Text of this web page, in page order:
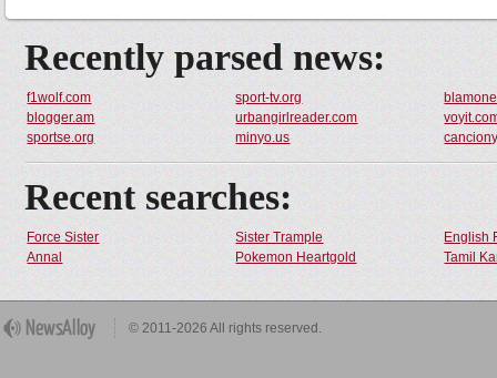
Recently parsed news:
f1wolf.com sport-tv.org
blogger.am
urbangirlreader.com
sportse.org
minyo.us
Recent searches:
Force Sister Sister Trample
English
Annal
Pokemon Heartgold Tamil
© 2011-2026 All rights reserved.